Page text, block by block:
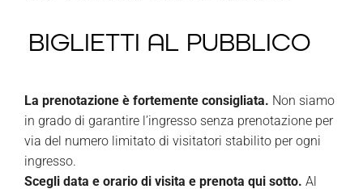
BIGLIETTI AL PUBBLICO
La prenotazione è fortemente consigliata. Non siamo
in grado di garantire l’ingresso senza prenotazione per
via del numero limitato di visitatori stabilito per ogni
ingresso.
Scegli data e orario di visita e prenota qui sotto. Al